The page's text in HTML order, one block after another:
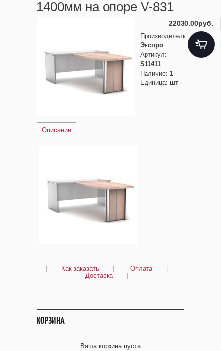
1400мм на опоре V-831
22030.00руб.
Производитель:
Экспро
Артикул:
S11411
Наличие: 1
Единица: шт
Описание
| Как заказать | Оплата
|
Доставка
|
КОРЗИНА
Ваша корзина пуста